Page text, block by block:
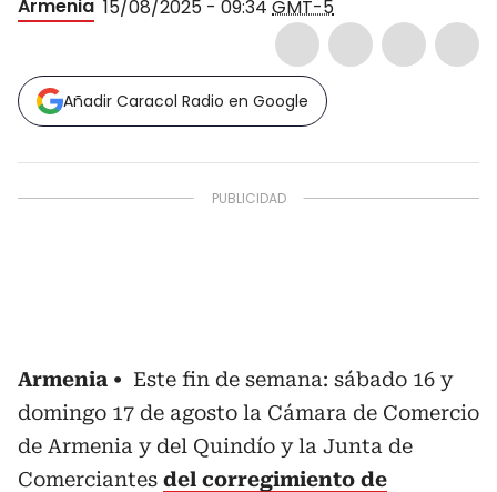
Armenia 15/08/2025 - 09:34 GMT-5
Añadir Caracol Radio en Google
Armenia
Este fin de semana: sábado 16 y
domingo 17 de agosto la Cámara de Comercio
de Armenia y del Quindío y la Junta de
Comerciantes del corregimiento de